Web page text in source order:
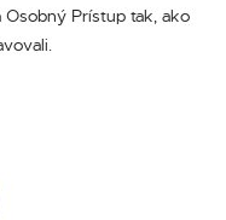
Prístup tak, ako